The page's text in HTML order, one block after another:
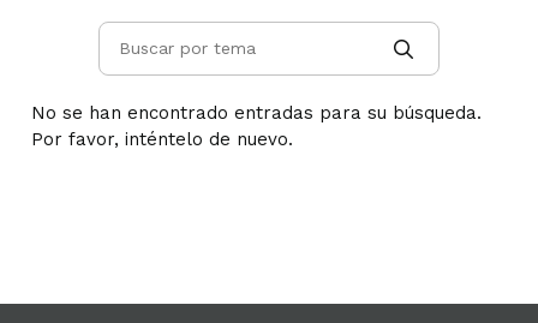
No se han encontrado entradas para su búsqueda.
Por favor, inténtelo de nuevo.